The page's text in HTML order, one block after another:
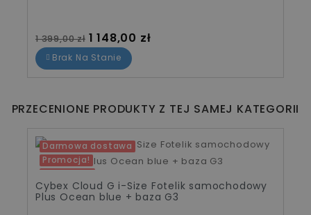
Cena standardowa
1 399,00 zł Cena
1 148,00 zł
Brak Na Stanie
PRZECENIONE PRODUKTY Z TEJ SAMEJ KATEGORII
Darmowa dostawa
Promocja!
-549,00 zł
Pakiet
Cybex Cloud G i-Size Fotelik samochodowy
Plus Ocean blue + baza G3